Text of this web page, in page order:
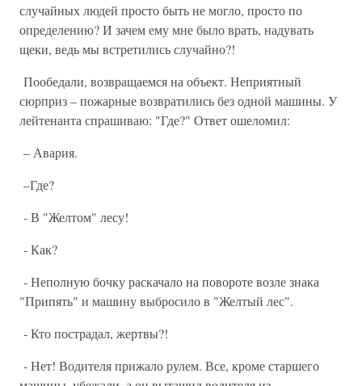
случайных людей просто быть не могло, просто по
определению? И зачем ему мне было врать, надувать
щеки, ведь мы встретились случайно?!
Пообедали, возвращаемся на объект. Неприятный
сюрприз – пожарные возвратились без одной машины. У
лейтенанта спрашиваю: "Где?" Ответ ошеломил:
– Авария.
–Где?
- В "Желтом" лесу!
- Как?
- Неполную бочку раскачало на повороте возле знака
"Припять" и машину выбросило в "Желтый лес".
- Кто пострадал, жертвы?!
- Нет! Водителя прижало рулем. Все, кроме старшего